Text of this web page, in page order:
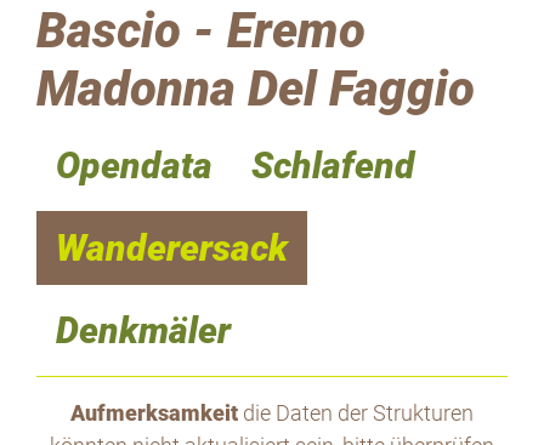
Bascio - Eremo
Madonna Del Faggio
Opendata
Schlafend
Wanderersack
Denkmäler
Aufmerksamkeit die Daten der Strukturen